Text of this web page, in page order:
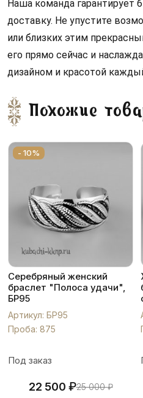
Наша команда
доставку. Не упустите
или близких этим
его прямо сейчас и
дизайном и красотой
Похожие
- 10%
Серебряный женский
браслет "Полоса удачи",
БР95
Артикул: БР95
Проба: 875
Под заказ
22 500 ₽25 000₽